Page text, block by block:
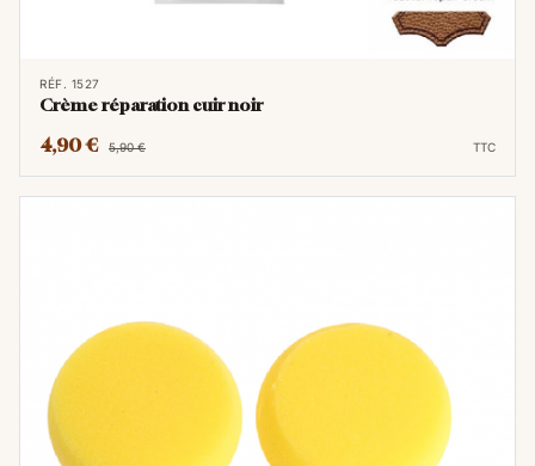
RÉF. 1527
Crème réparation cuir noir
4,90 € 5,90 € TTC